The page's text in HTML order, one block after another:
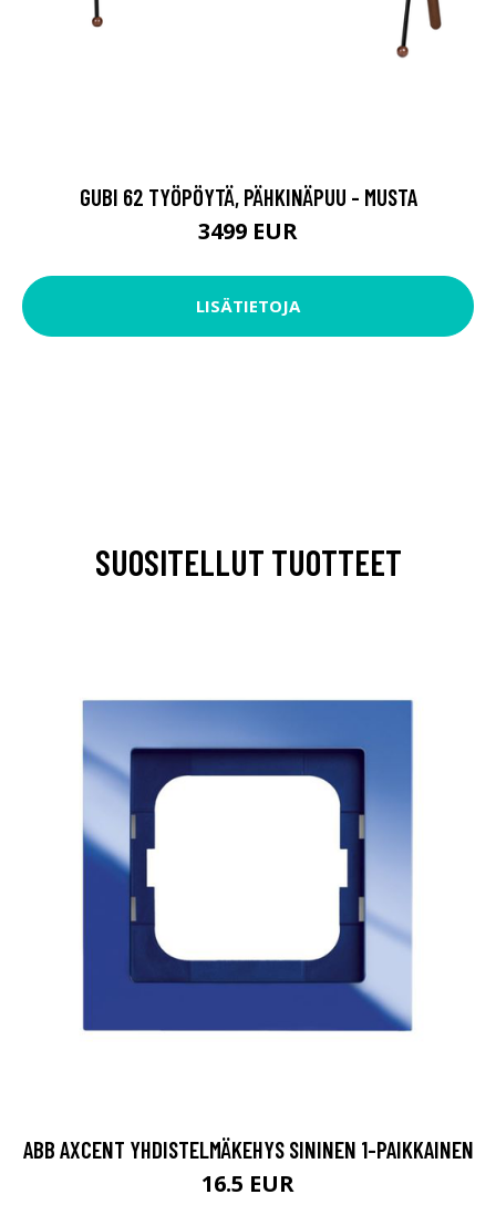
GUBI 62 TYÖPÖYTÄ, PÄHKINÄPUU - MUSTA
3499 EUR
LISÄTIETOJA
SUOSITELLUT TUOTTEET
ABB AXCENT YHDISTELMÄKEHYS SININEN 1-PAIKKAINEN
16.5 EUR